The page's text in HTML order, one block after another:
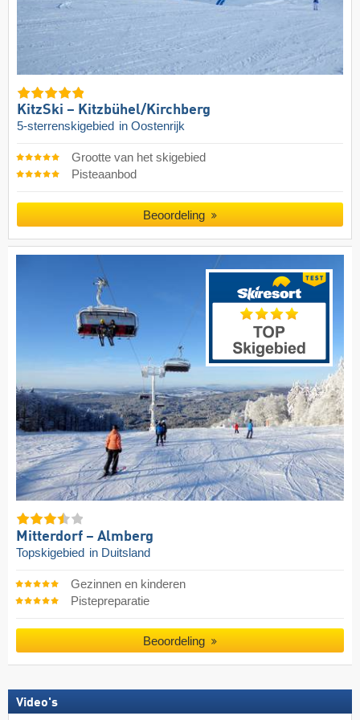
KitzSki – Kitzbühel/​Kirchberg
5-sterrenskigebied in Oostenrijk
Grootte van het skigebied
Pisteaanbod
Beoordeling
Mitterdorf – Almberg
Topskigebied in Duitsland
Gezinnen en kinderen
Pistepreparatie
Beoordeling
Video's